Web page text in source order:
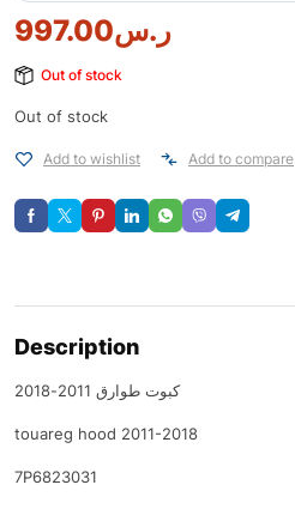
ر.س997.00
Out of stock
Out of stock
Add to wishlist Add to compare
Description
كبوت طوارق 2011-2018
touareg hood 2011-2018
7P6823031